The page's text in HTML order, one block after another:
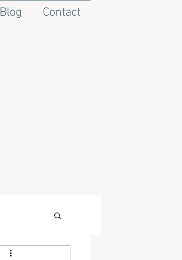
Blog Contact